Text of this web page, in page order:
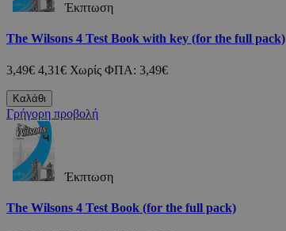
Έκπτωση
The Wilsons 4 Test Book with key (for the full pack)
3,49€ 4,31€ Χωρίς ΦΠΑ: 3,49€
Καλάθι
Γρήγορη προβολή
Έκπτωση
The Wilsons 4 Test Book (for the full pack)